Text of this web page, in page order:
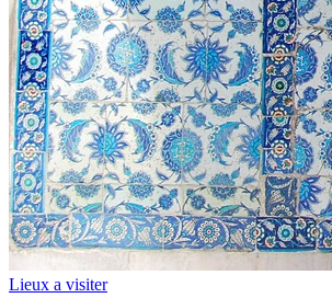
Lieux a visiter